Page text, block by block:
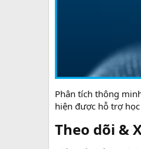
Phân tích thông
hiện được hỗ trợ
Theo dõi &